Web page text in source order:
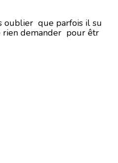
oublier que parfois il su
demander pour êtr